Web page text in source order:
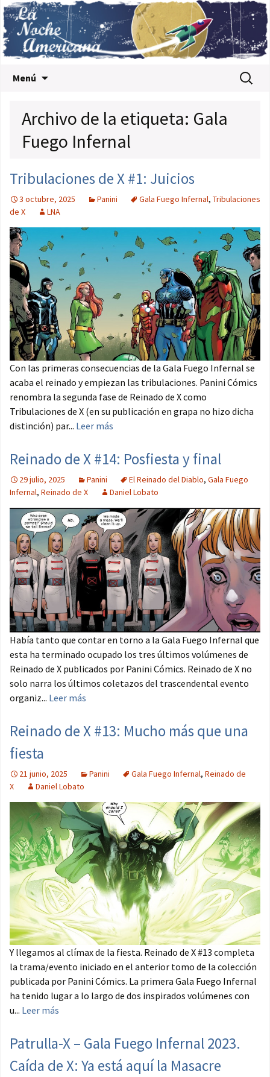
Menú Buscar:
Archivo de la etiqueta: Gala
Fuego Infernal
Tribulaciones de X #1: Juicios
3 octubre, 2025 Panini Gala Fuego Infernal, Tribulaciones
de X
LNA
Con las primeras consecuencias de la Gala Fuego Infernal se
acaba el reinado y empiezan las tribulaciones. Panini Cómics
renombra la segunda fase de Reinado de X como
Tribulaciones de X (en su publicación en grapa no hizo dicha
distinción) par... Leer más
Reinado de X #14: Posfiesta y final
29 julio, 2025 Panini El Reinado del Diablo, Gala Fuego
Infernal, Reinado de X Daniel Lobato
Había tanto que contar en torno a la Gala Fuego Infernal que
esta ha terminado ocupado los tres últimos volúmenes de
Reinado de X publicados por Panini Cómics. Reinado de X no
solo narra los últimos coletazos del trascendental evento
organiz... Leer más
Reinado de X #13: Mucho más que una
fiesta
21 junio, 2025 Panini Gala Fuego Infernal, Reinado de
X
Daniel Lobato
Y llegamos al clímax de la fiesta. Reinado de X #13 completa
la trama/evento iniciado en el anterior tomo de la colección
publicada por Panini Cómics. La primera Gala Fuego Infernal
ha tenido lugar a lo largo de dos inspirados volúmenes con
u... Leer más
Patrulla-X – Gala Fuego Infernal 2023.
Caída de X: Ya está aquí la Masacre